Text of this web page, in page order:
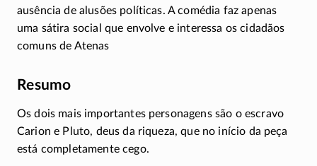
ausência de alusões políticas. A comédia faz apenas
uma sátira social que envolve e interessa os cidadãos
comuns de Atenas
Resumo
Os dois mais importantes personagens são o escravo
Carion e Pluto, deus da riqueza, que no início da peça
está completamente cego.